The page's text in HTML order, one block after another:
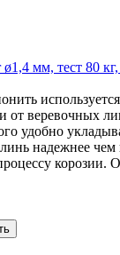
мм, тест 80
от веревочных
удобно
надежнее чем
корозии.